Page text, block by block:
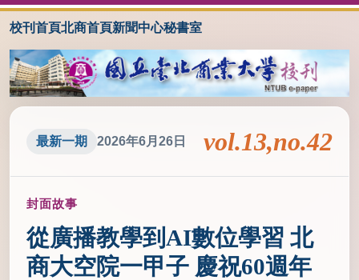
校刊首頁北商首頁新聞中心秘書室
最新一期 2026年6月26日 vol.13,no.42
封面故事
從廣播教學到AI數位學習 北
商大空院一甲子 慶祝60週年